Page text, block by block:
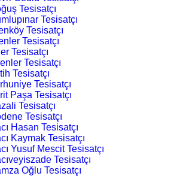
Tesisatçı
Tesisatçı
Tesisatçı
Tesisatçı
Tesisatçı
Tesisatçı
Tesisatçı
Tesisatçı
Paşa Tesisatçı
Tesisatçı
Tesisatçı
Hasan Tesisatçı
Kaymak Tesisatçı
Yusuf Mescit Tesisatçı
Tesisatçı
Oğlu Tesisatçı